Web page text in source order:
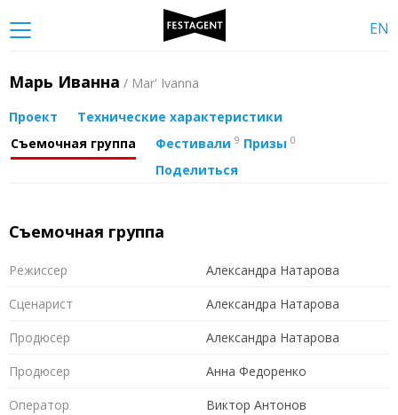
EN
Марь Иванна / Mar' Ivanna
Проект
Технические характеристики
Съемочная группа
Фестивали 9 Призы 0
Поделиться
Съемочная группа
Режиссер
Александра Натарова
Сценарист
Александра Натарова
Продюсер
Александра Натарова
Продюсер
Анна Федоренко
Оператор
Виктор Антонов